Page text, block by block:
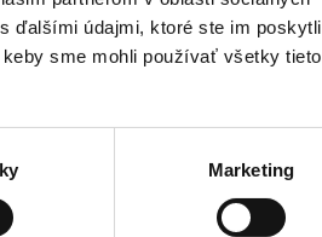
ďalšími údajmi, ktoré ste im poskytli
sme mohli používať všetky tieto
Marketing
za